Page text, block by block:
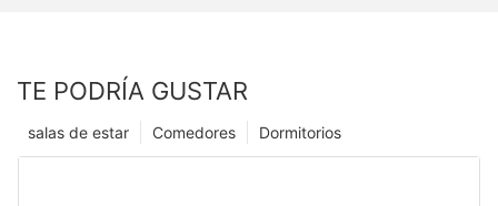
TE PODRÍA GUSTAR
Dormitorios
Comedores
salas de estar